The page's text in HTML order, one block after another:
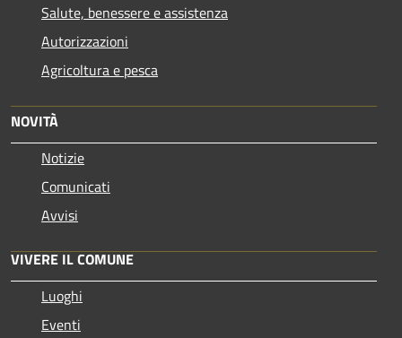
Salute, benessere e assistenza
Autorizzazioni
Agricoltura e pesca
NOVITÀ
Notizie
Comunicati
Avvisi
VIVERE IL COMUNE
Luoghi
Eventi